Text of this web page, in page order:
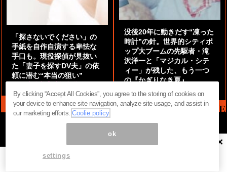
「探さないでください」の
手紙を自作自演する卑怯な
手口も。現役探偵が見抜い
た「妻子を探すDV夫」の依
頼に潜む“本当の狙い”
没後20年に動きだす“凍った
時計”の針。世界的シティポ
ップ大ブームの先駆者・滝
沢洋一と「マジカル・シテ
ィー」が残した、もう一つ
の『かぎりなき夏』
MAG2 NEWS HEADLINE
ページ内の商標は全て商標権者に属します。無断転載を禁じます。 ©
まぐまぐ！
×
By clicking “Accept All Cookies”, you agree to the storing of cookies on
your device to enhance site navigation, analyze site usage, and assist in
our marketing efforts.Coolie policy
ok
settings